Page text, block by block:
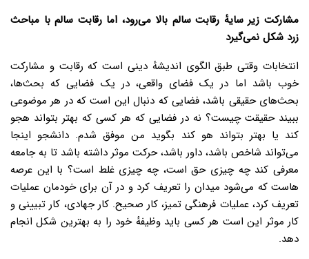
مشارکت زیر سایهٔ رقابت سالم بالا می‌رود، اما رقابت سالم با مباحث
زرد شکل نمی‌گیرد
انتخابات وقتی طبق الگوی اندیشهٔ دینی است که رقابت و مشارکت
خوب باشد اما در یک فضای واقعی، در یک فضایی که بحث‌ها،
بحث‌های حقیقی باشد، فضایی که دنبال این است که در هر موضوعی
ببیند حقیقت چیست؟ نه در فضایی که هر کسی که بهتر بتواند هجو
کند یا بهتر بتواند هو کند بگوید من موفق شدم. دانشجو اینجا
می‌تواند شاخص باشد، داور باشد، حرکت موثر داشته باشد تا به جامعه
معرفی کند چه چیزی حق است، چه چیزی غلط است؟ با این عرصه
هاست که می‌شود میدان را تعریف کرد و در آن برای خودمان عملیات
تعریف کرد، عملیات فرهنگی تمیز، کار صحیح. کار جهادی، کار تبیینی و
کار موثر این است هر کسی باید وظیفهٔ خود را به بهترین شکل انجام
دهد.